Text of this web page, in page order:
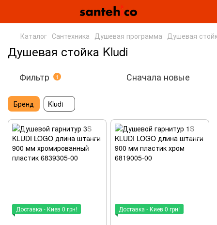
Каталог Сантехника Душевая программа Душевая
Душевая стойка Kludi
Фильтр 1 Сначала новые
Бренд Kludi
Доставка - Киев 0 грн! Доставка - Киев 0 грн!